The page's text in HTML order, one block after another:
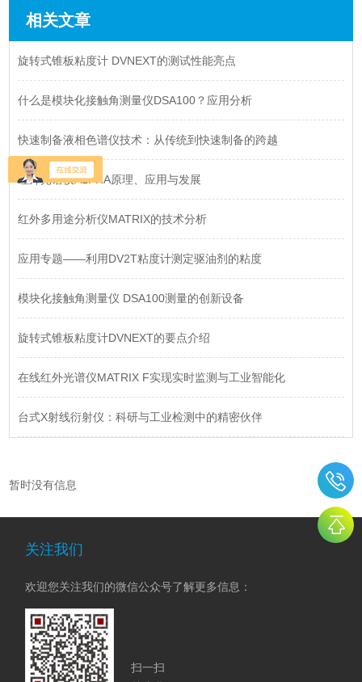
相关文章
旋转式锥板粘度计 DVNEXT的测试性能亮点
什么是模块化接触角测量仪DSA100？应用分析
快速制备液相色谱仪技术：从传统到快速制备的跨越
红外光谱仪ALPHA原理、应用与发展
红外多用途分析仪MATRIX的技术分析
应用专题——利用DV2T粘度计测定驱油剂的粘度
模块化接触角测量仪 DSA100测量的创新设备
旋转式锥板粘度计DVNEXT的要点介绍
在线红外光谱仪MATRIX F实现实时监测与工业智能化
台式X射线衍射仪：科研与工业检测中的精密伙伴
暂时没有信息
关注我们
欢迎您关注我们的微信公众号了解更多信息：
扫一扫